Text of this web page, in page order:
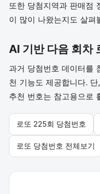
또한 당첨지역과 판매점
이 많이 나왔는지도 살펴
AI 기반 다음 회차
과거 당첨번호 데이터를
천 기능도 제공합니다.
추천 번호는 참고용으로
로또 225회 당첨번호
로또 당첨번호 전체보기